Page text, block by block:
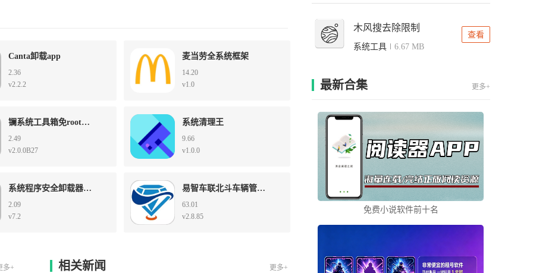
Canta卸载app
2.36
v2.2.2
麦当劳全系统框架
14.20
v1.0
镧系统工具箱免root版本
2.49
v2.0.0B27
系统清理王
9.66
v1.0.0
系统程序安全卸载器专业版
2.09
v7.2
易智车联北斗车辆管理系统
63.01
v2.8.85
多+ 相关新闻 更多+
木风搜去除限制
系统工具 6.67 MB
查看
最新合集 更多+
免费小说软件前十名